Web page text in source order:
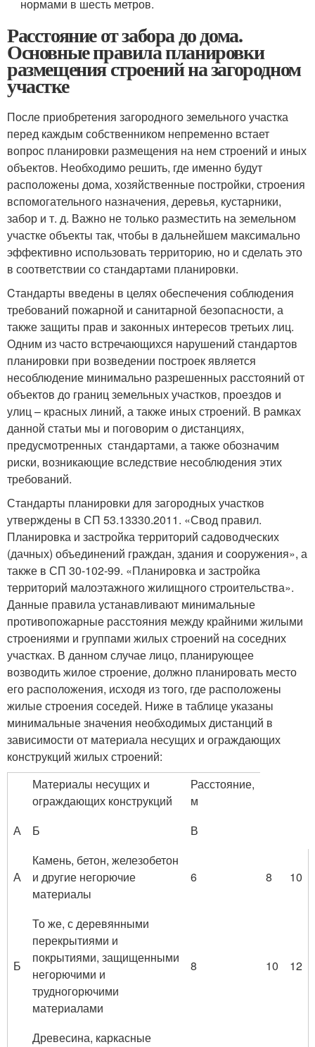
нормами в шесть метров.
Расстояние от забора до дома.
Основные правила планировки
размещения строений на загородном
участке
После приобретения загородного земельного участка
перед каждым собственником непременно встает
вопрос планировки размещения на нем строений и иных
объектов. Необходимо решить, где именно будут
расположены дома, хозяйственные постройки, строения
вспомогательного назначения, деревья, кустарники,
забор и т. д. Важно не только разместить на земельном
участке объекты так, чтобы в дальнейшем максимально
эффективно использовать территорию, но и сделать это
в соответствии со стандартами планировки.
Cтандарты введены в целях обеспечения соблюдения
требований пожарной и санитарной безопасности, а
также защиты прав и законных интересов третьих лиц.
Одним из часто встречающихся нарушений стандартов
планировки при возведении построек является
несоблюдение минимально разрешенных расстояний от
объектов до границ земельных участков, проездов и
улиц – красных линий, а также иных строений. В рамках
данной статьи мы и поговорим о дистанциях,
предусмотренных стандартами, а также обозначим
риски, возникающие вследствие несоблюдения этих
требований.
Стандарты планировки для загородных участков
утверждены в СП 53.13330.2011. «Свод правил.
Планировка и застройка территорий садоводческих
(дачных) объединений граждан, здания и сооружения», а
также в СП 30-102-99. «Планировка и застройка
территорий малоэтажного жилищного строительства».
Данные правила устанавливают минимальные
противопожарные расстояния между крайними жилыми
строениями и группами жилых строений на соседних
участках. В данном случае лицо, планирующее
возводить жилое строение, должно планировать место
его расположения, исходя из того, где расположены
жилые строения соседей. Ниже в таблице указаны
минимальные значения необходимых дистанций в
зависимости от материала несущих и ограждающих
конструкций жилых строений:
Материалы несущих и
ограждающих конструкций
Расстояние,
м
А
Б В
А
Камень, бетон, железобетон
и другие негорючие
материалы
6 8 10
Б
То же, с деревянными
перекрытиями и
покрытиями, защищенными
негорючими и
трудногорючими
материалами
8 10 12
Древесина, каркасные